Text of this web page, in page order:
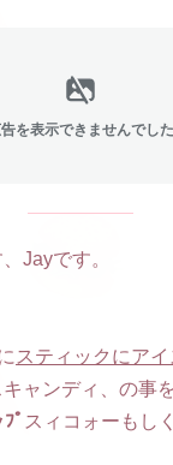
を表示できませんでした
Jayです。
スティックにア
キャンディ、の事を
ﾟ スィコォーもし